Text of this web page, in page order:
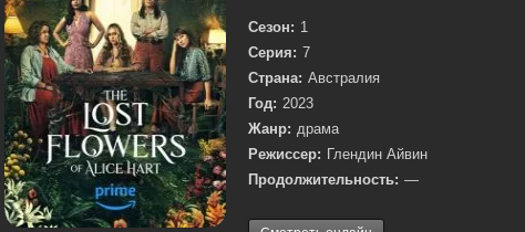
Сезон: 1
Серия: 7
Страна: Австралия
Год: 2023
Жанр: драма
Режиссер: Глендин Айвин
Продолжительность: —